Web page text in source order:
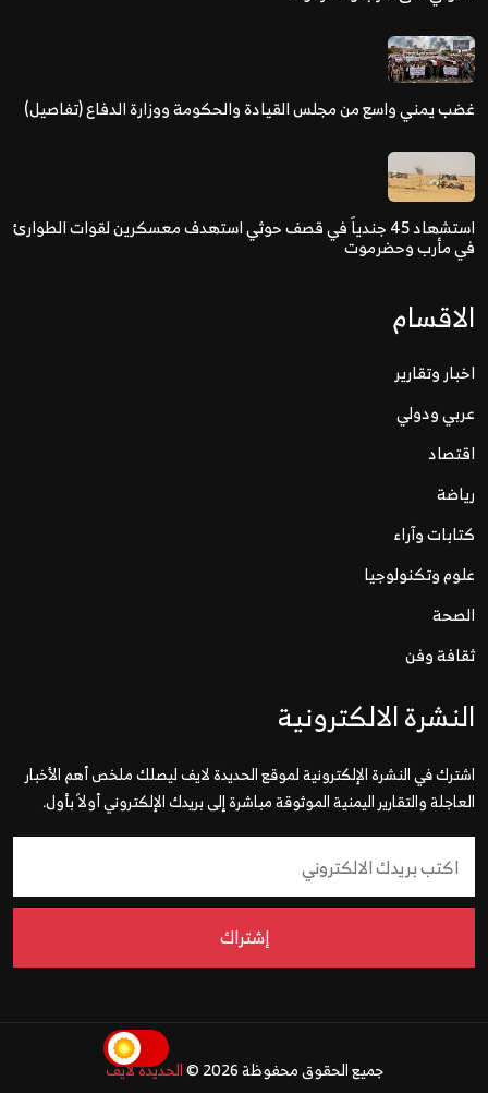
غضب يمني واسع من مجلس القيادة والحكومة ووزارة الدفاع (تفاصيل)
استشهاد 45 جندياً في قصف حوثي استهدف معسكرين لقوات الطوارئ
في مأرب وحضرموت
الاقسام
اخبار وتقارير
عربي ودولي
اقتصاد
رياضة
كتابات وآراء
علوم وتكنولوجيا
الصحة
ثقافة وفن
النشرة الالكترونية
اشترك في النشرة الإلكترونية لموقع الحديدة لايف ليصلك ملخص أهم الأخبار
العاجلة والتقارير اليمنية الموثوقة مباشرة إلى بريدك الإلكتروني أولاً بأول.
إشتراك
جميع الحقوق محفوظة 2026 © الحديدة لايف